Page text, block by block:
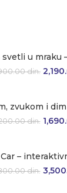
u
din.
zvukom i
din.
–
din.